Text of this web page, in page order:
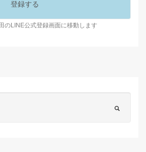
のLINE公式登録画面に移動します